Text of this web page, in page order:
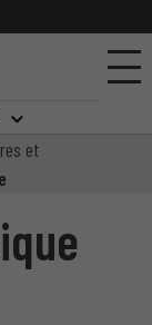
et